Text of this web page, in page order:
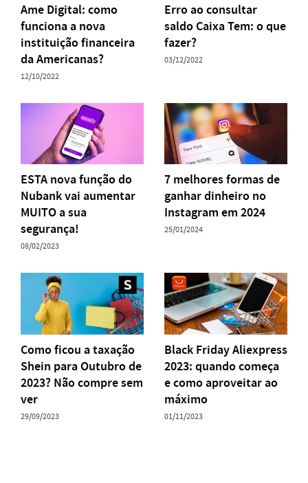
Ame Digital: como
funciona a nova
instituição financeira
da Americanas?
12/10/2022
Erro ao consultar
saldo Caixa Tem: o que
fazer?
03/12/2022
ESTA nova função do
Nubank vai aumentar
MUITO a sua
segurança!
08/02/2023
7 melhores formas de
ganhar dinheiro no
Instagram em 2024
25/01/2024
Como ficou a taxação
Shein para Outubro de
2023? Não compre sem
ver
29/09/2023
Black Friday Aliexpress
2023: quando começa
e como aproveitar ao
máximo
01/11/2023